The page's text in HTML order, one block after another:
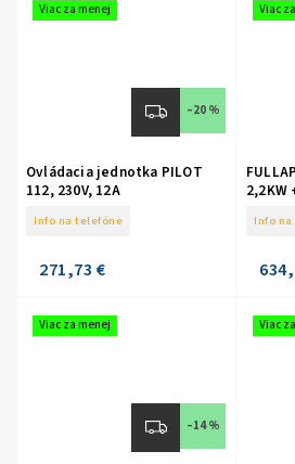
Viac za menej
–20 %
Ovládacia jednotka PILOT
112, 230V, 12A
Info na telefóne
271,73 €
Viac
2,2KW
Info
Viac za menej
–14 %
Viac